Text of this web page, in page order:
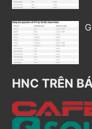
HNC TRÊN